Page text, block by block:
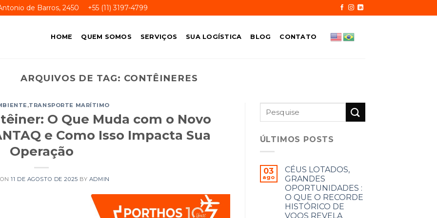
de Barros, 2450 +55 (11) 3197-4799
HOME QUEM SOMOS SERVIÇOS SUA LOGÍSTICA BLOG CONTATO
ARQUIVOS DE TAG: CONTÊINERES
,TRANSPORTE MARÍTIMO
O Que Muda com o Novo
e Como Isso Impacta Sua
Operação
ON11 DE AGOSTO DE 2025 BY ADMIN
ÚLTIMOS POSTS
03
ago
CÉUS LOTADOS,
GRANDES
OPORTUNIDADES :
O QUE O RECORDE
HISTÓRICO DE
VOOS REVELA